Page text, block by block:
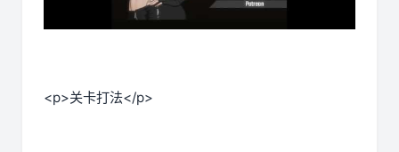
<p>关卡打法</p>